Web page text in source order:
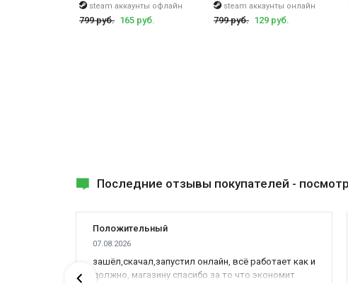
steam аккаунты офлайн
799 руб. 165 руб.
steam аккаунты онлайн
799 руб. 129 руб.
Последние отзывы покупателей -
Положительный
07.08.2026
зашёл,скачал,запустил онлайн, всё работает как и
должно, магазину спасибо за то что экономит